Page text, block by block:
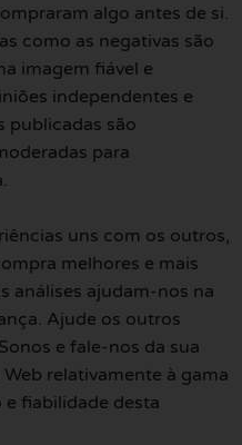
algo antes de si.
como as negativas são
imagem fiável e
independentes e
publicadas são
para
uns com os outros,
melhores e mais
análises ajudam-nos na
Ajude os outros
e fale-nos da sua
relativamente à gama
fiabilidade desta